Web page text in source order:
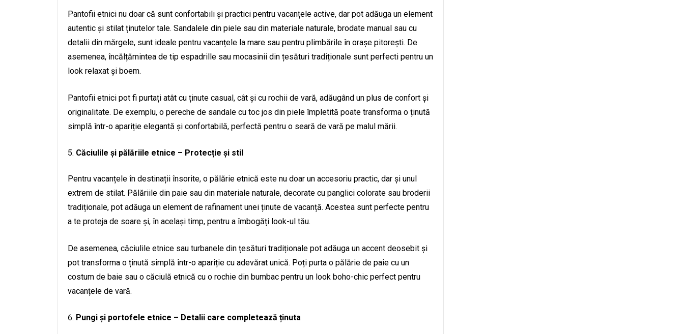
Pantofii etnici nu doar că sunt confortabili și practici pentru vacanțele active, dar pot adăuga un element
autentic și stilat ținutelor tale. Sandalele din piele sau din materiale naturale, brodate manual sau cu
detalii din mărgele, sunt ideale pentru vacanțele la mare sau pentru plimbările în orașe pitorești. De
asemenea, încălțămintea de tip espadrille sau mocasinii din țesături tradiționale sunt perfecti pentru un
look relaxat și boem.
Pantofii etnici pot fi purtați atât cu ținute casual, cât și cu rochii de vară, adăugând un plus de confort și
originalitate. De exemplu, o pereche de sandale cu toc jos din piele împletită poate transforma o ținută
simplă într-o apariție elegantă și confortabilă, perfectă pentru o seară de vară pe malul mării.
Căciulile și pălăriile etnice – Protecție și stil
Pentru vacanțele în destinații însorite, o pălărie etnică este nu doar un accesoriu practic, dar și unul
extrem de stilat. Pălăriile din paie sau din materiale naturale, decorate cu panglici colorate sau broderii
tradiționale, pot adăuga un element de rafinament unei ținute de vacanță. Acestea sunt perfecte pentru
a te proteja de soare și, în același timp, pentru a îmbogăți look-ul tău.
De asemenea, căciulile etnice sau turbanele din țesături tradiționale pot adăuga un accent deosebit și
pot transforma o ținută simplă într-o apariție cu adevărat unică. Poți purta o pălărie de paie cu un
costum de baie sau o căciulă etnică cu o rochie din bumbac pentru un look boho-chic perfect pentru
vacanțele de vară.
Pungi și portofele etnice – Detalii care completează ținuta